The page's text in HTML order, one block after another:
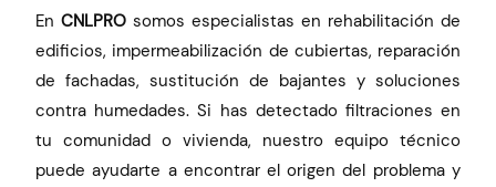
EnCNLPROsomos especialistas en rehabilitación de
edificios, impermeabilización de cubiertas, reparación
de fachadas, sustitución de bajantes y soluciones
contra humedades. Si has detectado filtraciones en
tu comunidad o vivienda, nuestro equipo técnico
puede ayudarte a encontrar el origen del problema y